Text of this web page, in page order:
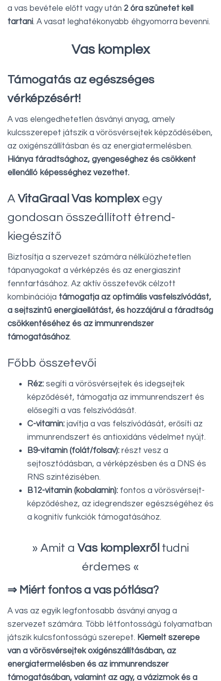
a vas bevétele előtt vagy után 2 óra szünetet kell
tartani. A vasat leghatékonyabb éhgyomorra bevenni.
Vas komplex
Támogatás az egészséges
vérképzésért!
A vas elengedhetetlen ásványi anyag, amely
kulcsszerepet játszik a vörösvérsejtek képződésében,
az oxigénszállításban és az energiatermelésben.
Hiánya fáradtsághoz, gyengeséghez és csökkent
ellenálló képességhez vezethet.
A VitaGraal Vas komplexegy
gondosan összeállított étrend-
kiegészítő
Biztosítja a szervezet számára nélkülözhetetlen
tápanyagokat a vérképzés és az energiaszint
fenntartásához. Az aktív összetevők célzott
kombinációja támogatja az optimális vasfelszívódást,
a sejtszintű energiaellátást, és hozzájárul a fáradtság
csökkentéséhez és az immunrendszer
támogatásához.
Főbb összetevői
Réz: segíti a vörösvérsejtek és idegsejtek
képződését, támogatja az immunrendszert és
elősegíti a vas felszívódását.
C-vitamin: javítja a vas felszívódását, erősíti az
immunrendszert és antioxidáns védelmet nyújt.
B9-vitamin (folát/folsav): részt vesz a
sejtosztódásban, a vérképzésben és a DNS és
RNS szintézisében.
B12-vitamin (kobalamin): fontos a vörösvérsejt-
képződéshez, az idegrendszer egészségéhez és
a kognitív funkciók támogatásához.
» Amit a Vas komplexről tudni
érdemes «
⇒ Miért fontos a vas pótlása?
A vas az egyik legfontosabb ásványi anyag a
szervezet számára. Több létfontosságú folyamatban
játszik kulcsfontosságú szerepet. Kiemelt szerepe
van a vörösvérsejtek oxigénszállításában, az
energiatermelésben és az immunrendszer
támogatásában, valamint az agy, a vázizmok és a